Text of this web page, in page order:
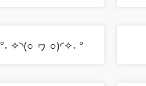
°˖ ✧◝(○ ヮ ○)◜✧˖ °